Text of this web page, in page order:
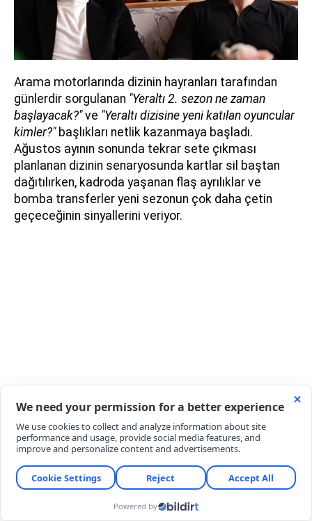
Arama motorlarında dizinin hayranları tarafından
günlerdir sorgulanan "Yeraltı 2. sezon ne zaman
başlayacak?"ve "Yeraltı dizisine yeni katılan oyuncular
kimler?"başlıkları netlik kazanmaya başladı.
Ağustos ayının sonunda tekrar sete çıkması
planlanan dizinin senaryosunda kartlar sil baştan
dağıtılırken, kadroda yaşanan flaş ayrılıklar ve
bomba transferler yeni sezonun çok daha çetin
geçeceğinin sinyallerini veriyor.
BOZO'NUN EN BÜYÜK SINAVI GELİYOR
Dizinin 2. sezon senaryosunda izleyiciyi bekleyen en